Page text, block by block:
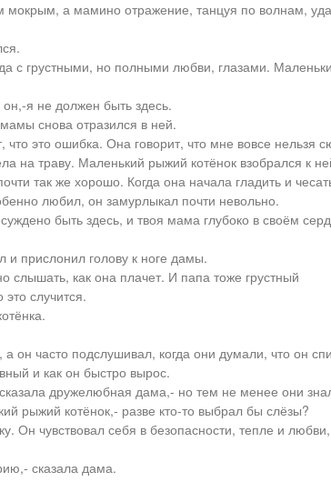
мокрым, а мамино отражение, танцуя по волнам,
с грустными, но полными любви, глазами.
я не должен быть здесь.
снова отразился в ней.
это ошибка. Она говорит, что мне вовсе нельзя
на траву. Маленький рыжий котёнок взобрался к
так же хорошо. Когда она начала гладить и
любил, он замурлыкал почти невольно.
быть здесь, и твоя мама глубоко в своём
и прислонил голову к ноге дамы.
слышать, как она плачет. И папа тоже грустный
случится.
а он часто подслушивал, когда они думали, что он
и как он быстро вырос.
дружелюбная дама,- но тем не менее они
рыжий котёнок,- разве кто-то выбрал бы слёзы?
Он чувствовал себя в безопасности, тепле и
сказала дама.